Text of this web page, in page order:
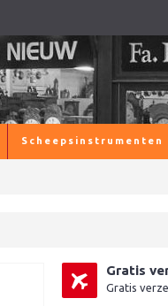
Scheepsinstrumenten
Gratis
Gratis